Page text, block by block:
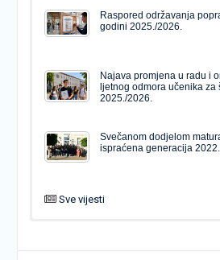
Raspored održavanja
godini 2025./2026.
Najava promjena u radu i
ljetnog odmora učenika za
2025./2026.
Svečanom dodjelom
ispraćena generacija
Sve vijesti